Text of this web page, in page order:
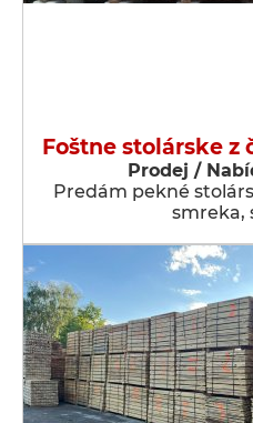
Foštne stolárske z
Prodej /
Predám pekné
smreka,